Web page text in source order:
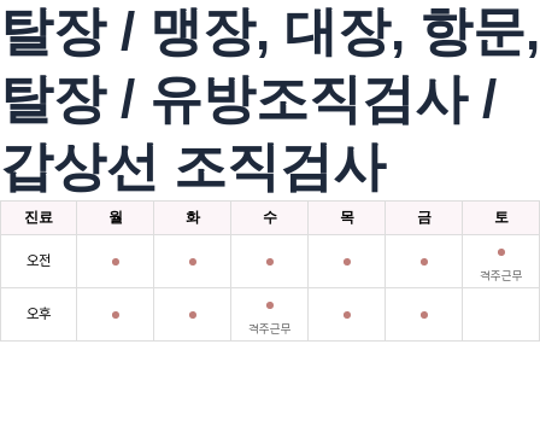
탈장 / 맹장, 대장, 항문,
탈장 / 유방조직검사 /
갑상선 조직검사
진료 월 화 수 목 금 토
오전
격주근무
오후
격주근무